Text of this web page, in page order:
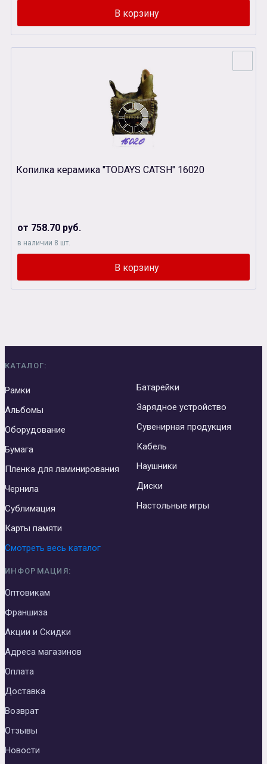
Копилка керамика "TODAYS CATSH" 16020
от 758.70 руб.
в наличии 8 шт.
КАТАЛОГ:
Рамки
Альбомы
Оборудование
Бумага
Пленка для ламинирования
Чернила
Сублимация
Карты памяти
Батарейки
Зарядное устройство
Сувенирная продукция
Кабель
Наушники
Диски
Настольные игры
Смотреть весь каталог
ИНФОРМАЦИЯ:
Оптовикам
Франшиза
Акции и Скидки
Адреса магазинов
Оплата
Доставка
Возврат
Отзывы
Новости